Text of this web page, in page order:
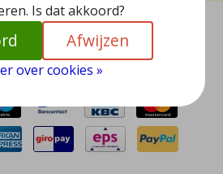
Specialist | RealisatieInStijl Media
Disclaimer Privacy Policy|
Is dat akkoord?
Afwijzen
over cookies »